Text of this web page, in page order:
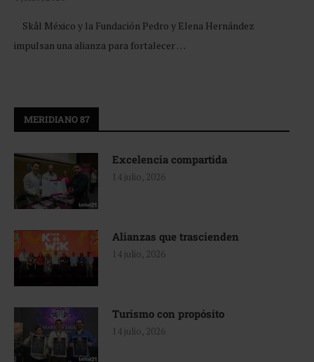
Skål México y la Fundación Pedro y Elena Hernández
impulsan una alianza para fortalecer …
MERIDIANO 87
Excelencia compartida
14 julio, 2026
Alianzas que trascienden
14 julio, 2026
Turismo con propósito
14 julio, 2026